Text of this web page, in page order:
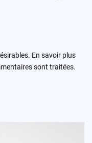
En savoir plus
sont traitées.